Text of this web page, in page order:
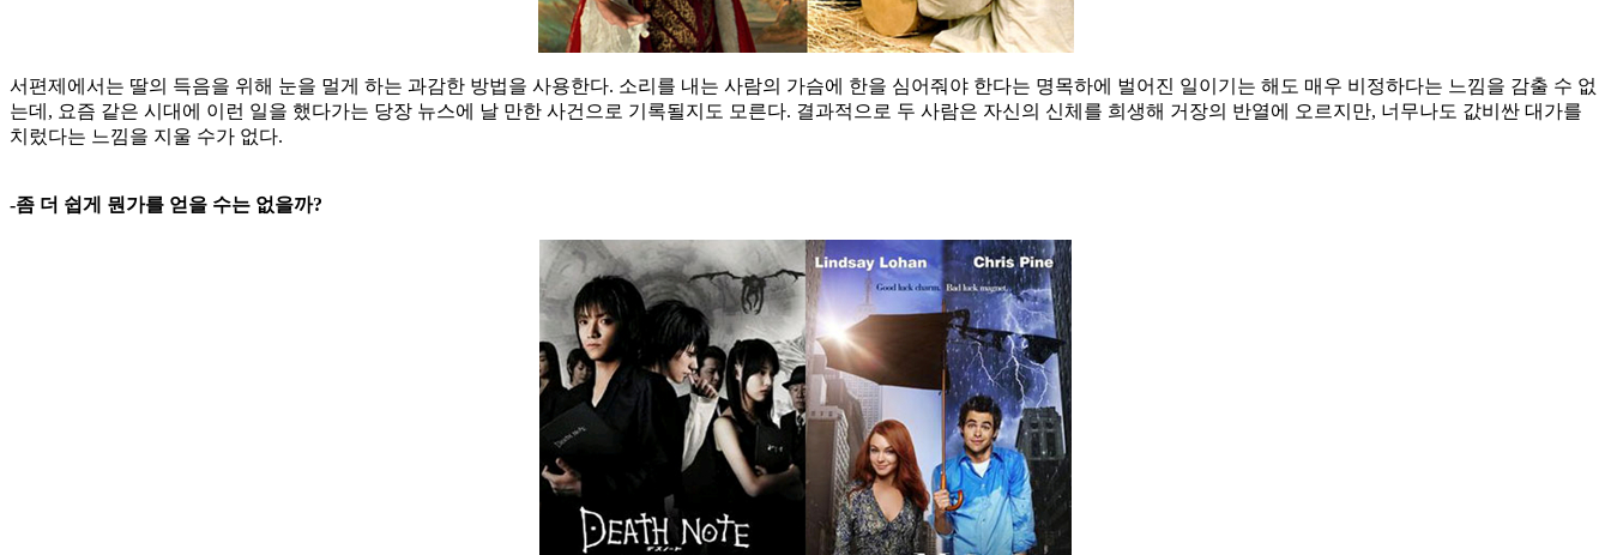
서편제에서는 딸의 득음을 위해 눈을 멀게 하는 과감한 방법을 사용한다. 소리를 내는 사람의 가슴에 한을 심어줘야 한다는 명목하에 벌어진 일이기는 해도 매우 비정하다는 느낌을 감출 수 없
는데, 요즘 같은 시대에 이런 일을 했다가는 당장 뉴스에 날 만한 사건으로 기록될지도 모른다. 결과적으로 두 사람은 자신의 신체를 희생해 거장의 반열에 오르지만, 너무나도 값비싼 대가를
치렀다는 느낌을 지울 수가 없다.
-좀 더 쉽게 뭔가를 얻을 수는 없을까?